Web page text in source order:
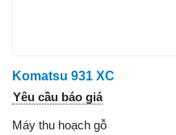
Komatsu 931 XC
Yêu cầu báo giá
Máy thu hoạch gỗ